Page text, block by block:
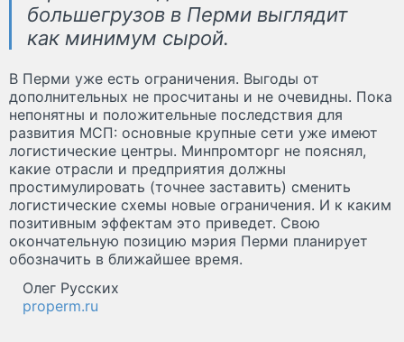
большегрузов в Перми выглядит
как минимум сырой.
В Перми уже есть ограничения. Выгоды от
дополнительных не просчитаны и не очевидны. Пока
непонятны и положительные последствия для
развития МСП: основные крупные сети уже имеют
логистические центры. Минпромторг не пояснял,
какие отрасли и предприятия должны
простимулировать (точнее заставить) сменить
логистические схемы новые ограничения. И к каким
позитивным эффектам это приведет. Свою
окончательную позицию мэрия Перми планирует
обозначить в ближайшее время.
Олег Русских
properm.ru